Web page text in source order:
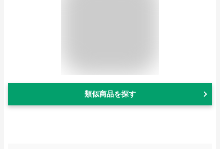
類似商品を探す